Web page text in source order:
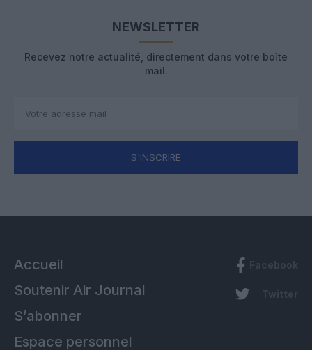
NEWSLETTER
Recevez notre actualité, directement dans votre boîte
mail.
S'INSCRIRE
Accueil
Soutenir Air Journal
S’abonner
Espace personnel